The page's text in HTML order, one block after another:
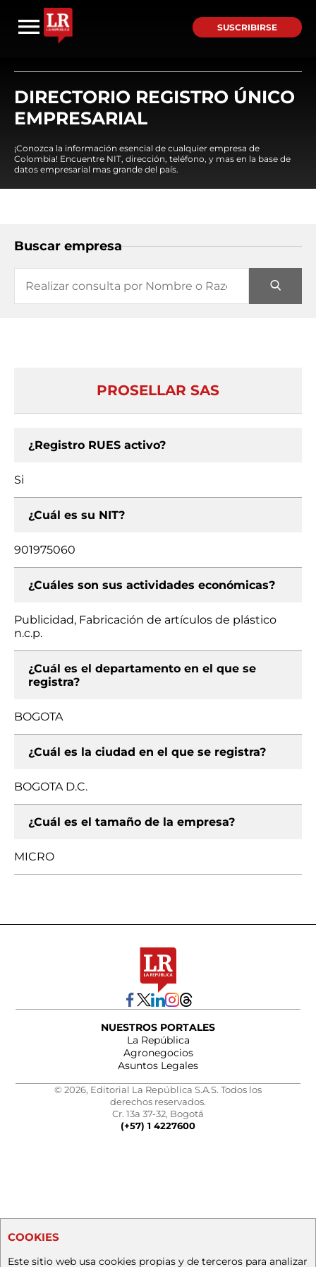
SUSCRIBIRSE
DIRECTORIO REGISTRO ÚNICO
EMPRESARIAL
¡Conozca la información esencial de cualquier empresa de
Colombia! Encuentre NIT, dirección, teléfono, y mas en la base de
datos empresarial mas grande del país.
Buscar empresa
PROSELLAR SAS
¿Registro RUES activo?
Si
¿Cuál es su NIT?
901975060
¿Cuáles son sus actividades económicas?
Publicidad, Fabricación de artículos de plástico
n.c.p.
¿Cuál es el departamento en el que se
registra?
BOGOTA
¿Cuál es la ciudad en el que se registra?
BOGOTA D.C.
¿Cuál es el tamaño de la empresa?
MICRO
NUESTROS PORTALES
La República
Agronegocios
Asuntos Legales
© 2026, Editorial La República S.A.S. Todos los
derechos reservados.
Cr. 13a 37-32, Bogotá
(+57) 1 4227600
COOKIES
Este sitio web usa cookies propias y de terceros para analizar